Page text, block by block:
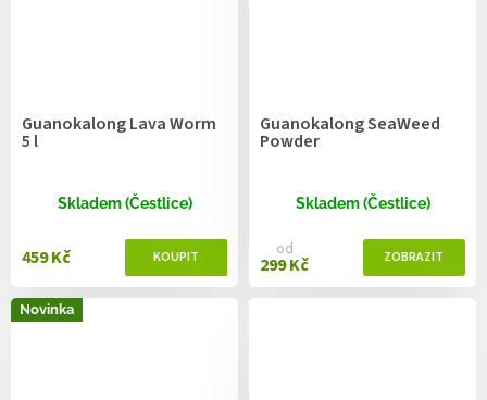
Guanokalong Lava Worm
5 l
Skladem (Čestlice)
459 Kč
Guanokalong SeaWeed
Powder
Skladem (Čestlice)
od
299 Kč
Novinka